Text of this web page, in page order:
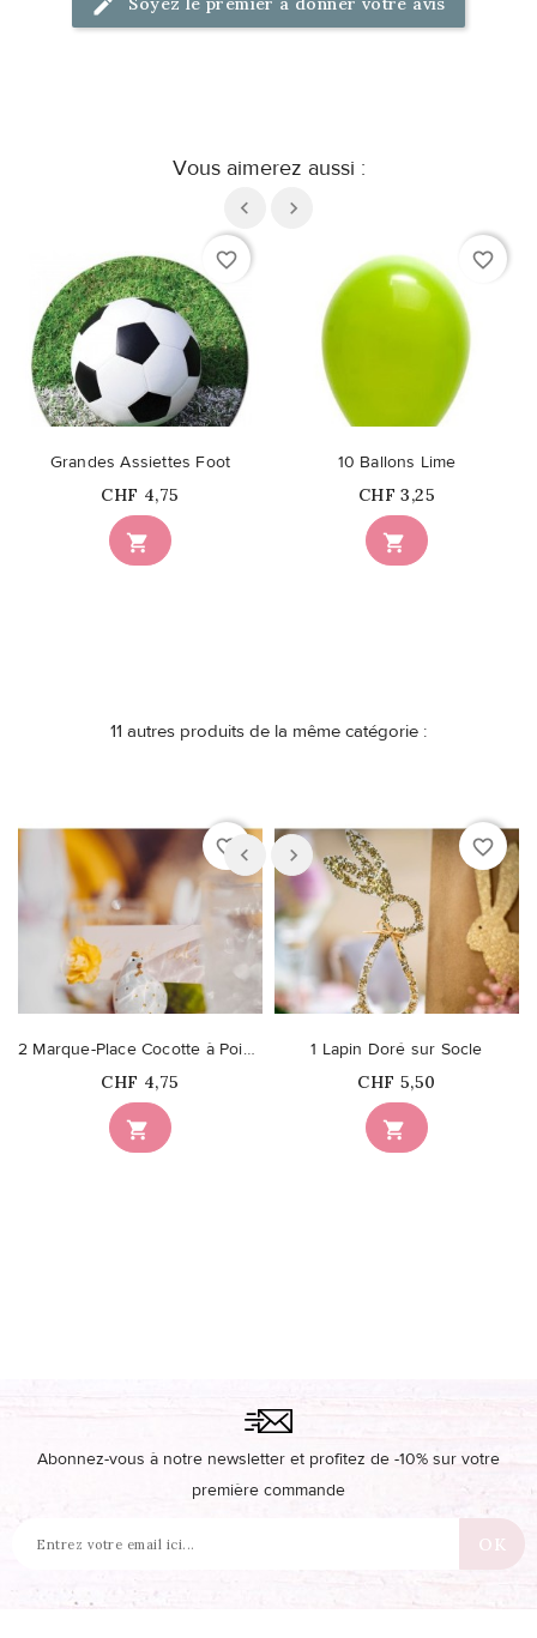
Vous aimerez aussi :
favorite_border

Grandes Assiettes Foot
Prix
CHF 4,75
favorite_border

10 Ballons Lime
Prix
CHF 3,25
11 autres produits de la même catégorie :
favorite_border

2 Marque-Place Cocotte à Pois Dorés Pailletés
Prix
CHF 4,75
favorite_border

1 Lapin Doré sur Socle
Prix
CHF 5,50
Abonnez-vous à notre newsletter et profitez de -10% sur votre
première commande